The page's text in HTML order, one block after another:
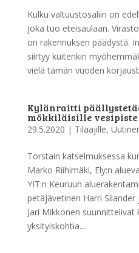
Kulku valtuustosaliin on
joka tuo eteisaulaan.
on rakennuksen päädystä.
siirtyy kuitenkin
vielä tämän vuoden
Kylänraitti
mökkiläisille
29.5.2020 | Tilaajille,
Torstain katselmuksessa
Marko Riihimäki, Ely:n
YIT:n Keuruun
petäjävetinen Harri Silander
Jari Mikkonen suunnittelivat
yksityiskohtia....